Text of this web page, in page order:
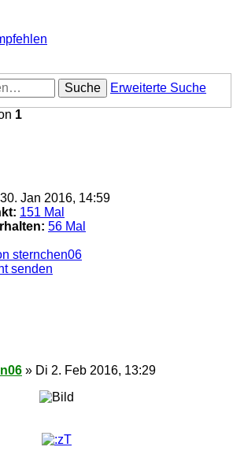
Suche
Erweiterte Suche
1
Jan 2016, 14:59
151 Mal
56 Mal
sternchen06
senden
» Di 2. Feb 2016, 13:29